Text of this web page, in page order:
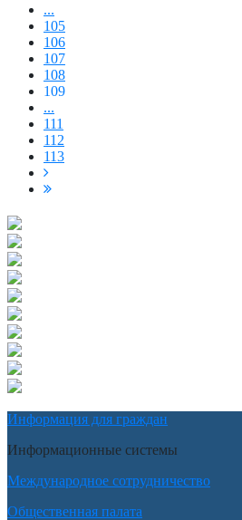
...
105
106
107
108
109
...
111
112
113
Информация для граждан
Информационные системы
Международное сотрудничество
Общественная палата